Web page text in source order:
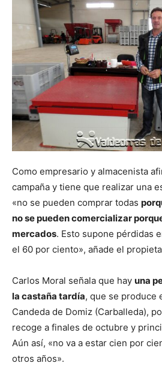
Como empresario y almacenista
campaña y tiene que realizar una
«no se pueden comprar todas
no se pueden comercializar
mercados. Esto supone pérdidas
el 60 por ciento», añade el
Carlos Moral señala que hay una
la castaña tardía, que se produce
Candeda de Domiz (Carballeda),
recoge a finales de octubre y
Aún así, «no va a estar cien por
otros años».